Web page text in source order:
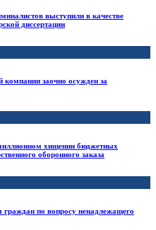
выступили в качестве
диссертации
заочно осужден за
хищении бюджетных
оборонного заказа
по вопросу ненадлежащего